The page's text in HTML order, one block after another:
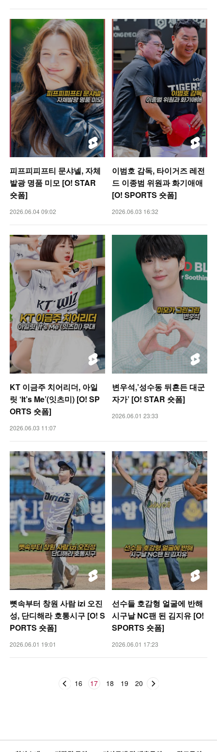
피프피피프티 문샤넬, 자체
발광 명품 미모 [O! STAR
숏폼]
2026.06.04 09:02
이범호 감독, 타이거즈 레전
드 이종범 위원과 화기애애
[O! SPORTS 숏폼]
2026.06.03 16:32
KT 이금주 치어리더, 아일
릿 ‘It’s Me’(잇츠미) [O! SP
ORTS 숏폼]
2026.06.03 11:07
변우석,’성수동 뒤흔든 대군
자가’ [O! STAR 숏폼]
2026.06.01 23:33
뼛속부터 창원 사람 izi 오진
성, 단디해라 호통시구 [O! S
PORTS 숏폼]
2026.06.01 19:01
선수들 호감형 얼굴에 반해
시구날 NC팬 된 김지유 [O!
SPORTS 숏폼]
2026.06.01 17:23
16 17 18 19 20